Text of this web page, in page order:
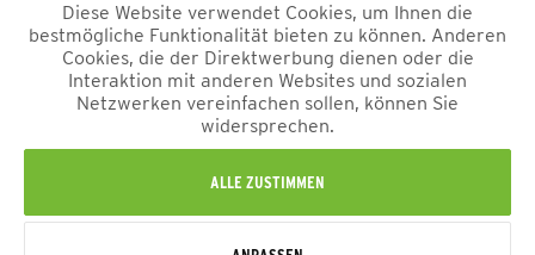
sowie Geschenkgutscheine sind vom Rabatt ausgeschlossen. Der
Rabattcode ist nicht mit anderen Aktionen oder Gutscheinen
kombinierbar. Der Mindestbestellwert beträgt 50 €
*Alle Preise verstehen sich inkl. Mehrwertsteuer und zzgl.
und ggf. Nachnahmegebühren, wenn nicht anders
beschrieben.
Diese Website verwendet Cookies, um Ihnen die
bestmögliche Funktionalität bieten zu können. Anderen
Cookies, die der Direktwerbung dienen oder die
Interaktion mit anderen Websites und sozialen
Netzwerken vereinfachen sollen, können Sie
widersprechen.